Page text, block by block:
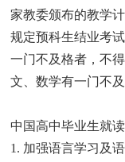
家教委颁布的教学
规定预科生结业考
一门不及格者，不
文、数学有一门不
中国高中毕业生就
1. 加强语言学习及